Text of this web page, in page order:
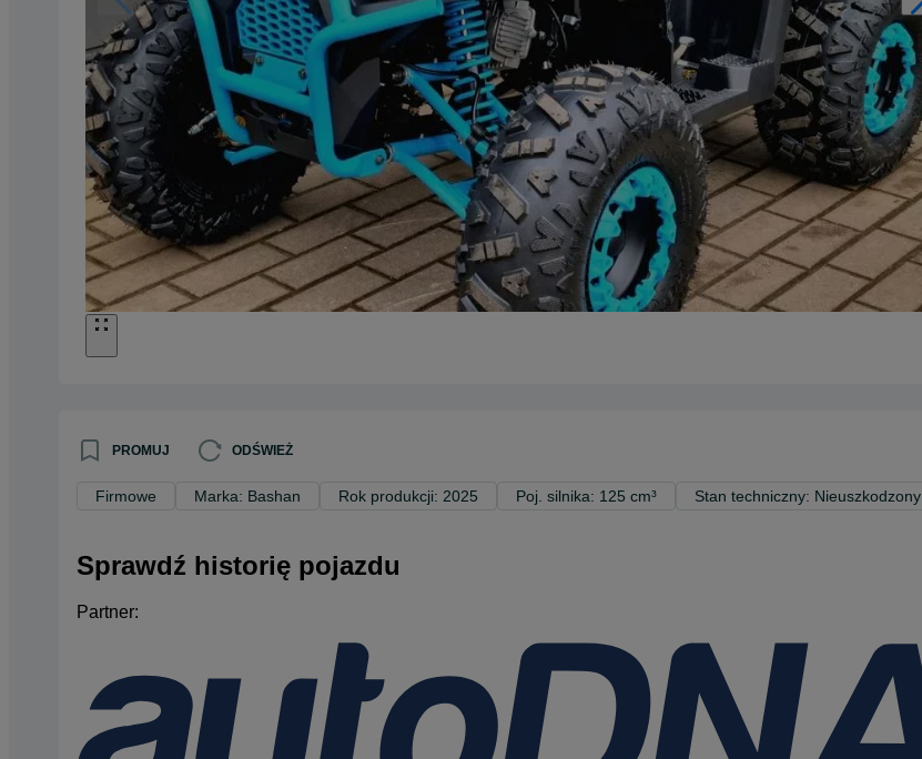
PROMUJ ODŚWIEŻ
Firmowe Marka: Bashan Rok produkcji: 2025 Poj. silnika: 125 cm³ Stan techniczny: Nieuszkodzony
Sprawdź historię pojazdu
Partner: